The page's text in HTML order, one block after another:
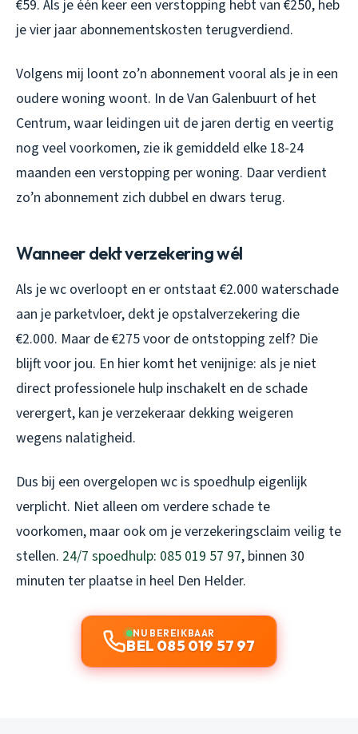
€59. Als je één keer een verstopping hebt van €250, heb
je vier jaar abonnementskosten terugverdiend.
Volgens mij loont zo’n abonnement vooral als je in een
oudere woning woont. In de Van Galenbuurt of het
Centrum, waar leidingen uit de jaren dertig en veertig
nog veel voorkomen, zie ik gemiddeld elke 18-24
maanden een verstopping per woning. Daar verdient
zo’n abonnement zich dubbel en dwars terug.
Wanneer dekt verzekering wél
Als je wc overloopt en er ontstaat €2.000 waterschade
aan je parketvloer, dekt je opstalverzekering die
€2.000. Maar de €275 voor de ontstopping zelf? Die
blijft voor jou. En hier komt het venijnige: als je niet
direct professionele hulp inschakelt en de schade
verergert, kan je verzekeraar dekking weigeren
wegens nalatigheid.
Dus bij een overgelopen wc is spoedhulp eigenlijk
verplicht. Niet alleen om verdere schade te
voorkomen, maar ook om je verzekeringsclaim veilig te
stellen. 24/7 spoedhulp: 085 019 57 97, binnen 30
minuten ter plaatse in heel Den Helder.
NU BEREIKBAAR
BEL 085 019 57 97